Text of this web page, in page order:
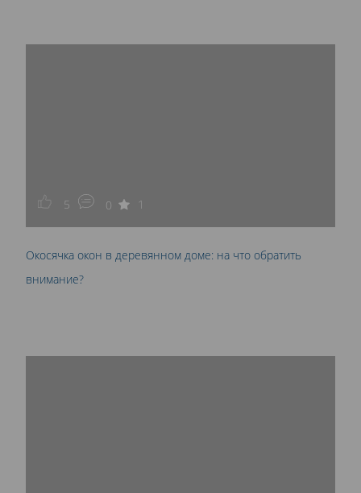
5 0 1
Окосячка окон в деревянном доме: на что обратить
внимание?